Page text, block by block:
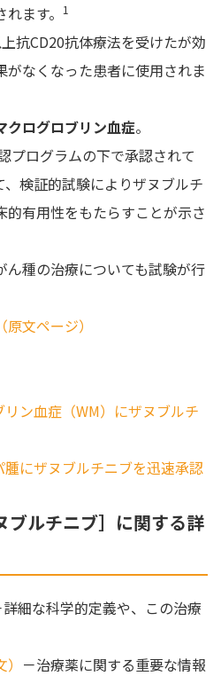
ます。
1
抗CD20抗体療法を受けたが効
がなくなった患者に使用されま
クログロブリン血症。
プログラムの下で承認されて
検証的試験によりザヌブルチ
的有用性をもたらすことが示さ
種の治療についても試験が行
文ページ）
ン血症（WM）にザヌブルチ
にザヌブルチニブを迅速承認
ルチニブ］に関する詳
詳細な科学的定義や、この治療
－治療薬に関する重要な情報